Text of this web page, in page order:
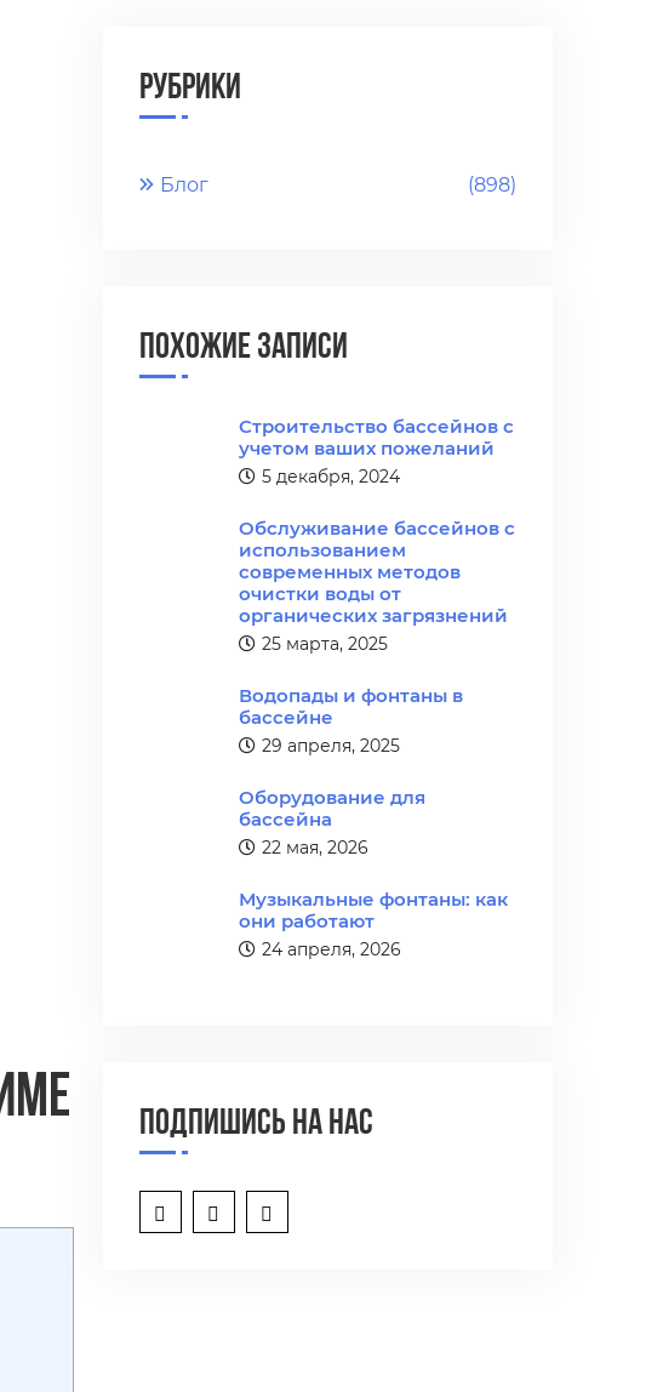
Рубрики
Блог (898)
Похожие записи
Строительство бассейнов с
учетом ваших пожеланий
5 декабря, 2024
Обслуживание бассейнов с
использованием
современных методов
очистки воды от
органических загрязнений
25 марта, 2025
Водопады и фонтаны в
бассейне
29 апреля, 2025
Оборудование для
бассейна
22 мая, 2026
Музыкальные фонтаны: как
они работают
24 апреля, 2026
Подпишись на нас